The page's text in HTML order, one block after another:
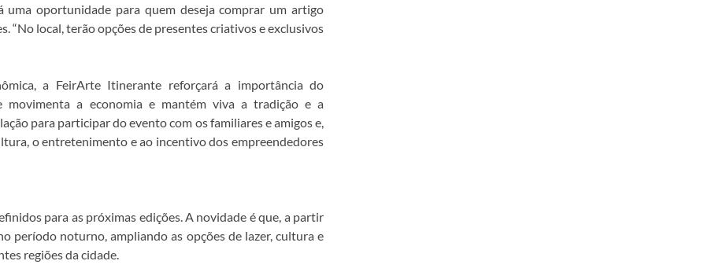
uma oportunidade para quem deseja comprar um artigo
“No local, terão opções de presentes criativos e exclusivos
a FeirArte Itinerante reforçará a importância do
movimenta a economia e mantém viva a tradição e a
para participar do evento com os familiares e amigos e,
o entretenimento e ao incentivo dos empreendedores
para as próximas edições. A novidade é que, a partir
período noturno, ampliando as opções de lazer, cultura e
regiões da cidade.